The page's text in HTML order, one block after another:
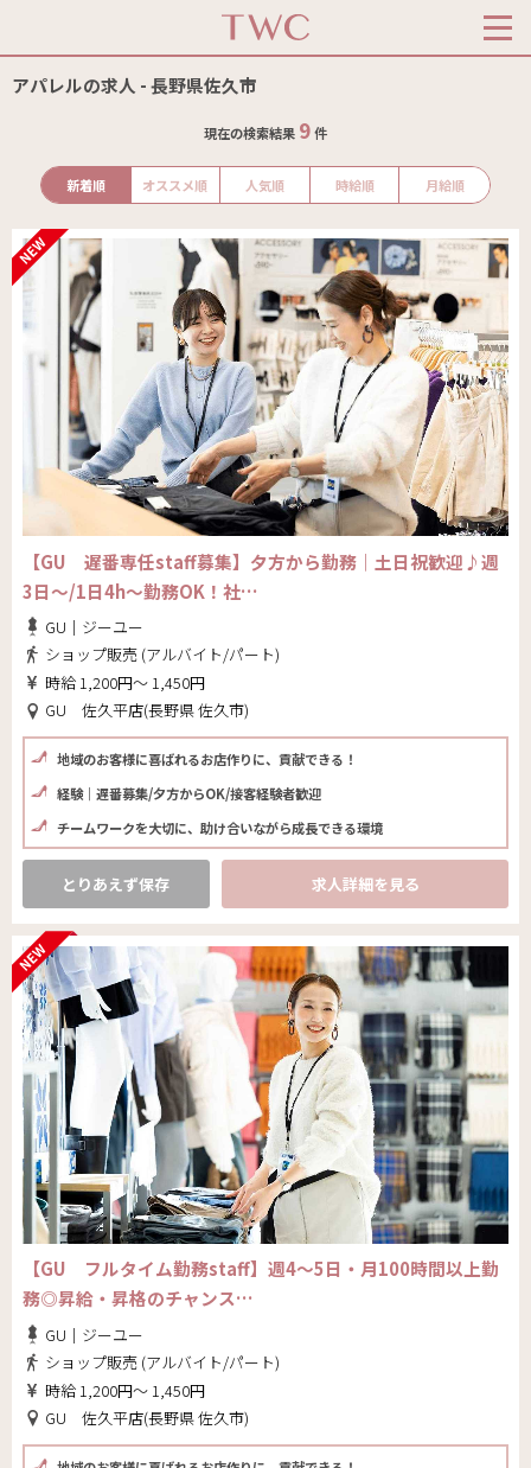
アパレルの求人 - 長野県佐久市
現在の検索結果 9件
新着順 オススメ順 人気順 時給順 月給順
【GU 遅番専任staff募集】夕方から勤務｜土日祝歓迎♪週
3日～/1日4h～勤務OK！社…
GU｜ジーユー
ショップ販売 (アルバイト/パート)
時給 1,200円～ 1,450円
GU 佐久平店(長野県 佐久市)
地域のお客様に喜ばれるお店作りに、貢献できる！
経験｜遅番募集/夕方からOK/接客経験者歓迎
チームワークを大切に、助け合いながら成長できる環境
とりあえず保存 求人詳細を見る
【GU フルタイム勤務staff】週4～5日・月100時間以上勤
務◎昇給・昇格のチャンス…
GU｜ジーユー
ショップ販売 (アルバイト/パート)
時給 1,200円～ 1,450円
GU 佐久平店(長野県 佐久市)